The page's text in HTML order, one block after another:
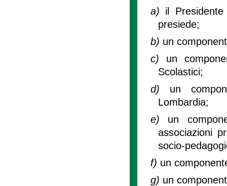
a) il
presiede;
b) un
c) un
Scolastici;
d) un
Lombardia;
e) un
associazioni
socio-
f) un
g) un